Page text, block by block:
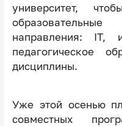
университет,
направления: IT,
педагогическое
дисциплины.
Уже этой осенью
совместных